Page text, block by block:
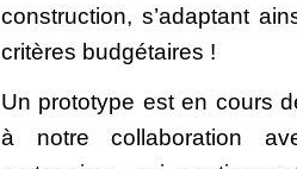
construction, s’adaptant
critères budgétaires !
Un prototype est en cours
à notre collaboration